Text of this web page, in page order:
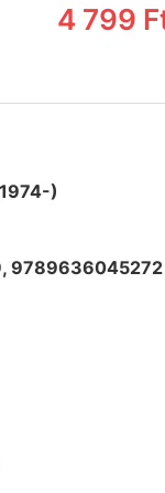
4 799
)
9789636045272